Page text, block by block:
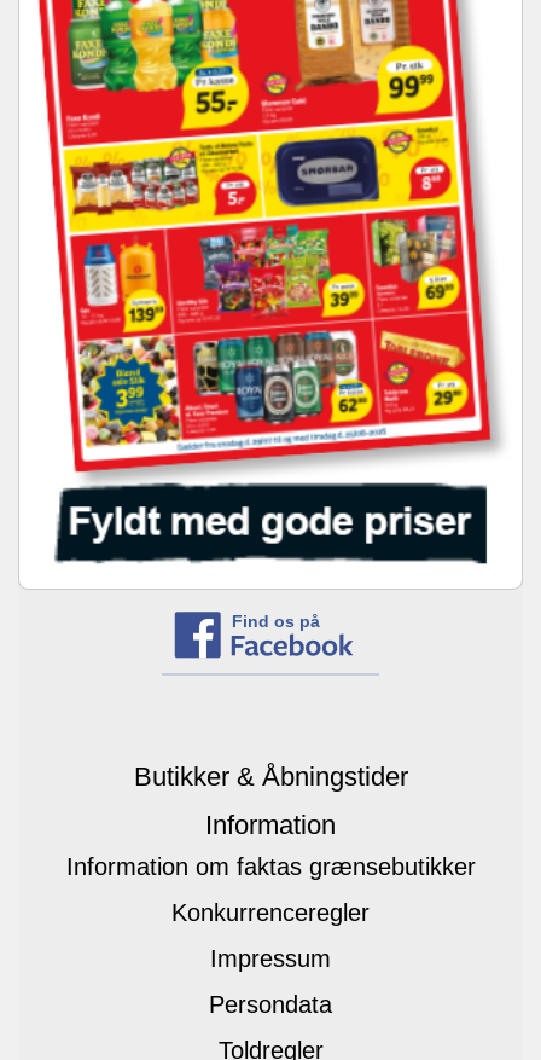
Find os på
Butikker & Åbningstider
Information
Information om faktas grænsebutikker
Konkurrenceregler
Impressum
Persondata
Toldregler